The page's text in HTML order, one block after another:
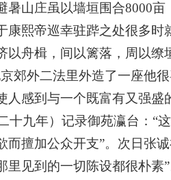
暑山庄虽以墙垣围合8000
康熙帝巡幸驻跸之处很多
以舟楫，间以篱落，周以缭
郊外二法里外造了一座他
人感到与一个既富有又强
十九年）记录御苑瀛台：
而擅加公众开支”。次日张
见到的一切陈设都很朴素